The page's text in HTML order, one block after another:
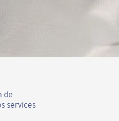
de
services